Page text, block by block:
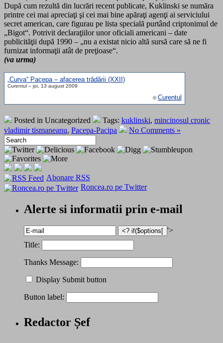
După cum rezultă din lucrări recent publicate, Kuklinski se număra
printre cei mai apreciaţi şi cei mai bine apăraţi agenţi ai serviciului
secret american, care figurau pe lista specială purtând criptonimul de
„Bigot“. Potrivit declaraţiilor unor oficiali americani – date
publicităţii după 1990 – „nu a existat nicio altă sursă care să ne fi
furnizat informaţii atât de preţioase“.
(va urma)
„Curva“ Pacepa – afacerea trădării (XXII)
Curentul – joi, 13 august 2009
©Curentul
Posted in Uncategorized Tags: kuklinski, mincinosul cronic
vladimir tismaneanu, Pacepa-Pacipa No Comments »
Abonare RSS
Roncea.ro pe Twitter
Alerte si informatii prin e-mail
'>
Title:
Thanks Message:
Display Submit button
Button label:
Redactor Șef